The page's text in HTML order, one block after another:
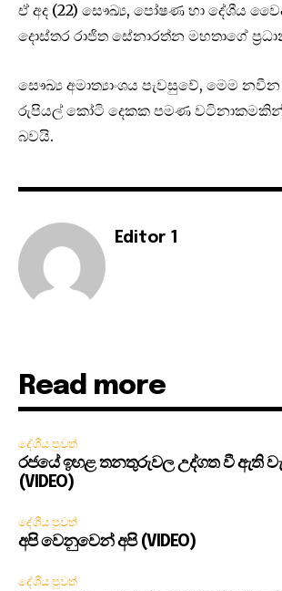
ඒ අද (22) සෞඛ්‍ය, පෝෂණ හා දේශීය
දොස්තර රාජිත සේනාරත්න මහතාගේ
සෞඛ්‍ය අමාත්‍යාංශය පැවසු‌වේ, මෙම
රුපියල් කෝටි දෙකක පමණ
බවයි.
Editor 1
Read more
දේශීය පුවත්
රජයේ ඉහළ තනතුරුවල උද්ගත වී ඇති
(VIDEO)
දේශීය පුවත්
අපි වෙනුවෙන් අපි (VIDEO)
දේශීය පුවත්